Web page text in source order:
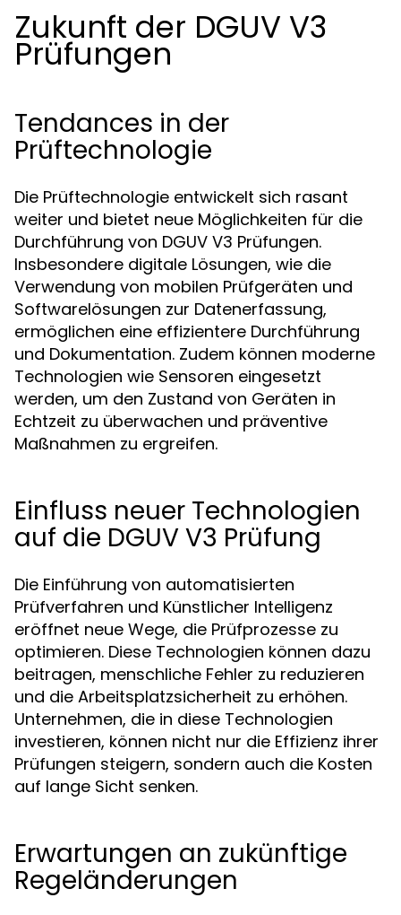
Zukunft der DGUV V3
Prüfungen
Tendances in der
Prüftechnologie
Die Prüftechnologie entwickelt sich rasant
weiter und bietet neue Möglichkeiten für die
Durchführung von DGUV V3 Prüfungen.
Insbesondere digitale Lösungen, wie die
Verwendung von mobilen Prüfgeräten und
Softwarelösungen zur Datenerfassung,
ermöglichen eine effizientere Durchführung
und Dokumentation. Zudem können moderne
Technologien wie Sensoren eingesetzt
werden, um den Zustand von Geräten in
Echtzeit zu überwachen und präventive
Maßnahmen zu ergreifen.
Einfluss neuer Technologien
auf die DGUV V3 Prüfung
Die Einführung von automatisierten
Prüfverfahren und Künstlicher Intelligenz
eröffnet neue Wege, die Prüfprozesse zu
optimieren. Diese Technologien können dazu
beitragen, menschliche Fehler zu reduzieren
und die Arbeitsplatzsicherheit zu erhöhen.
Unternehmen, die in diese Technologien
investieren, können nicht nur die Effizienz ihrer
Prüfungen steigern, sondern auch die Kosten
auf lange Sicht senken.
Erwartungen an zukünftige
Regeländerungen